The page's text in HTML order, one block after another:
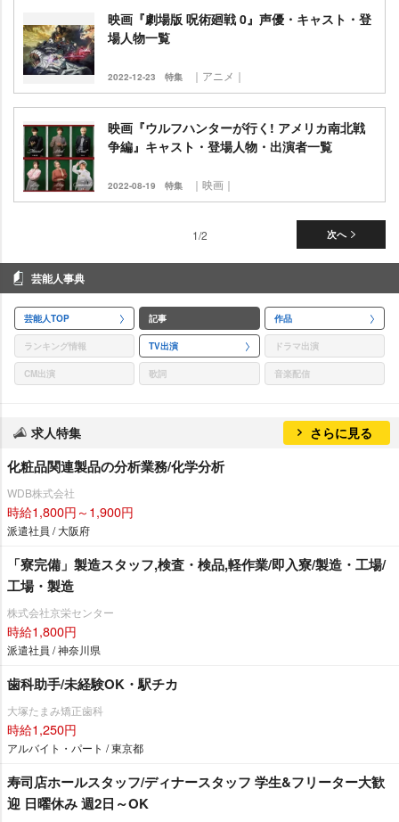
映画『劇場版 呪術廻戦 0』声優・キャスト・登
場人物一覧
2022-12-23 特集 ｜アニメ｜
映画『ウルフハンターが行く! アメリカ南北戦
争編』キャスト・登場人物・出演者一覧
2022-08-19 特集 ｜映画｜
次へ
1/2
芸能人事典
芸能人TOP 記事 作品
ランキング情報 TV出演 ドラマ出演
CM出演 歌詞 音楽配信
求人特集 さらに見る
化粧品関連製品の分析業務/化学分析
WDB株式会社
時給1,800円～1,900円
派遣社員 / 大阪府
「寮完備」製造スタッフ,検査・検品,軽作業/即入寮/製造・工場/
工場・製造
株式会社京栄センター
時給1,800円
派遣社員 / 神奈川県
歯科助手/未経験OK・駅チカ
大塚たまみ矯正歯科
時給1,250円
アルバイト・パート / 東京都
寿司店ホールスタッフ/ディナースタッフ 学生&フリーター大歓
迎 日曜休み 週2日～OK